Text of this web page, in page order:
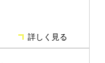
詳しく見る